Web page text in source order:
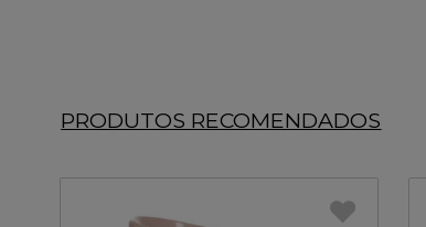
PRODUTOS RECOMENDADOS